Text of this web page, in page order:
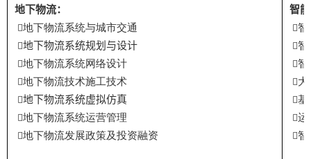
地下物流：
地下物流系统与城市交通
地下物流系统规划与设计
地下物流系统网络设计
地下物流技术施工技术
地下物流系统虚拟仿真
地下物流系统运营管理
地下物流发展政策及投资融资
智
智
智
智
大
基
运
智